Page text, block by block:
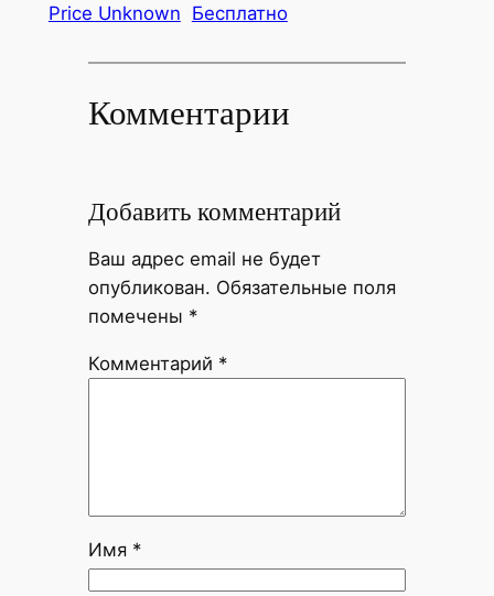
Price Unknown Бесплатно
Комментарии
Добавить комментарий
Ваш адрес email не будет
опубликован. Обязательные поля
помечены *
Комментарий *
Имя *